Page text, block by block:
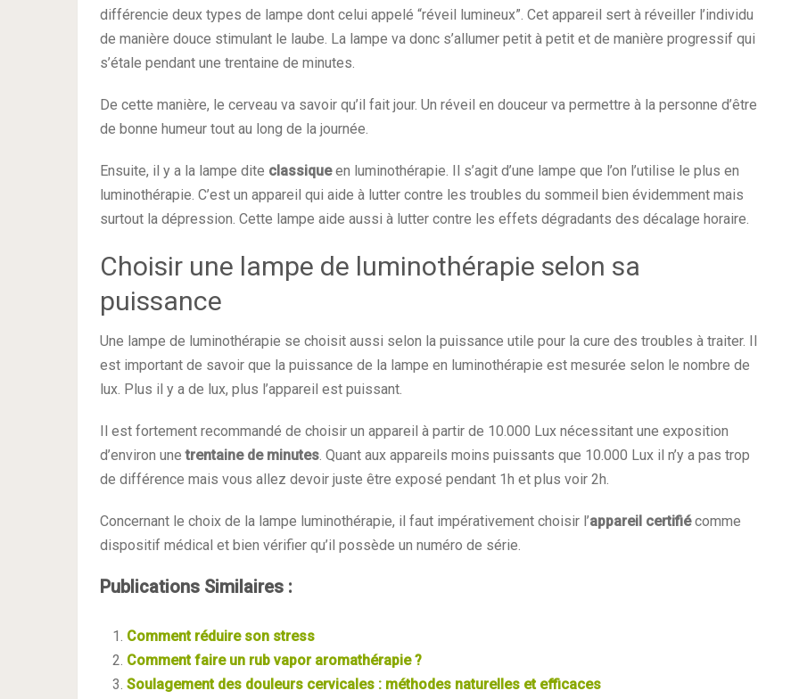
différencie deux types de lampe dont celui appelé “réveil lumineux”. Cet appareil sert à réveiller l’individu
de manière douce stimulant le laube. La lampe va donc s’allumer petit à petit et de manière progressif qui
s’étale pendant une trentaine de minutes.
De cette manière, le cerveau va savoir qu’il fait jour. Un réveil en douceur va permettre à la personne d’être
de bonne humeur tout au long de la journée.
Ensuite, il y a la lampe dite classiqueen luminothérapie. Il s’agit d’une lampe que l’on l’utilise le plus en
luminothérapie. C’est un appareil qui aide à lutter contre les troubles du sommeil bien évidemment mais
surtout la dépression. Cette lampe aide aussi à lutter contre les effets dégradants des décalage horaire.
Choisir une lampe de luminothérapie selon sa
puissance
Une lampe de luminothérapie se choisit aussi selon la puissance utile pour la cure des troubles à traiter. Il
est important de savoir que la puissance de la lampe en luminothérapie est mesurée selon le nombre de
lux. Plus il y a de lux, plus l’appareil est puissant.
Il est fortement recommandé de choisir un appareil à partir de 10.000 Lux nécessitant une exposition
d’environ unetrentaine de minutes. Quant aux appareils moins puissants que 10.000 Lux il n’y a pas trop
de différence mais vous allez devoir juste être exposé pendant 1h et plus voir 2h.
Concernant le choix de la lampe luminothérapie, il faut impérativement choisir l’appareil certifiécomme
dispositif médical et bien vérifier qu’il possède un numéro de série.
Publications Similaires :
Comment réduire son stress
Comment faire un rub vapor aromathérapie ?
Soulagement des douleurs cervicales : méthodes naturelles et efficaces